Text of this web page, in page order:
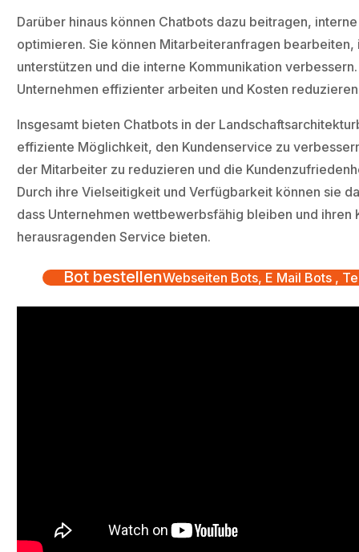
Darüber hinaus können Chatbots dazu beitragen,
optimieren. Sie können Mitarbeiteranfragen bearbeiten,
unterstützen und die interne Kommunikation
Unternehmen effizienter arbeiten und Kosten
Insgesamt bieten Chatbots in der
effiziente Möglichkeit, den Kundenservice zu
der Mitarbeiter zu reduzieren und die
Durch ihre Vielseitigkeit und Verfügbarkeit können sie
dass Unternehmen wettbewerbsfähig bleiben und ihren
herausragenden Service bieten.
Bot bestellenWebseiten Bots, E Mail Bots ,